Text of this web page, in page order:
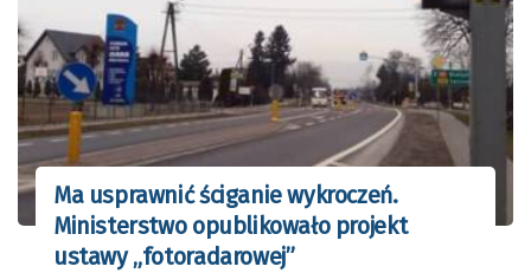
Ma usprawnić ściganie wykroczeń.
Ministerstwo opublikowało projekt
ustawy „fotoradarowej”